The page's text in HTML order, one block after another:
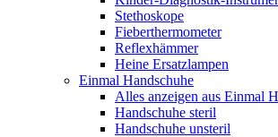
Stethoskope
Fieberthermometer
Reflexhämmer
Heine Ersatzlampen
Einmal Handschuhe
Alles anzeigen aus Einmal
Handschuhe steril
Handschuhe unsteril